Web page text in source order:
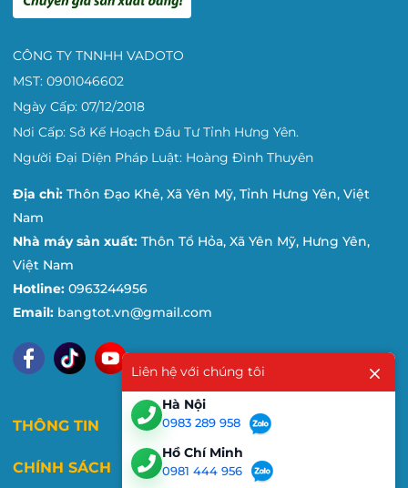
CÔNG TY TNNHH VADOTO
MST: 0901046602
Ngày Cấp: 07/12/2018
Nơi Cấp: Sở Kế Hoạch Đầu Tư Tỉnh Hưng Yên.
Người Đại Diện Pháp Luật: Hoàng Đình Thuyên
Địa chỉ: Thôn Đạo Khê, Xã Yên Mỹ, Tỉnh Hưng Yên, Việt
Nam
Nhà máy sản xuất: Thôn Tổ Hỏa, Xã Yên Mỹ, Hưng Yên,
Việt Nam
Hotline: 0963244956
Email: bangtot.vn@gmail.com
THÔNG TIN
CHÍNH SÁCH
Liên hệ với chúng tôi
Hà Nội
0983 289 958
Hồ Chí Minh
0981 444 956